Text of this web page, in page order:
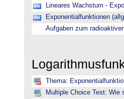
Lineares Wachstum -
Exponentialfunktionen
Aufgaben zum
Thema:
Multiple Choice Test: Wie